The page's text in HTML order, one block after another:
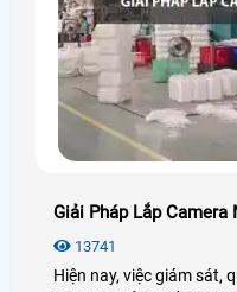
Giải Pháp Lắp Camera
13741
Hiện nay, việc giám sát,